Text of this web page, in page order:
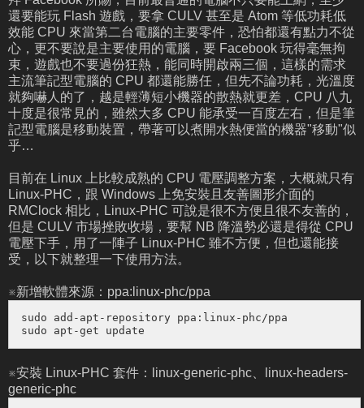
還要能玩 Flash 遊戲，要拿 CULV 甚至是 Atom 等低功耗低
效能 CPU 來當第二台電腦的主要零件，恐怕都還有點力不從
心，更不要說是主要使用的電腦，要 Facebook 玩得毫無拘
束，遊戲也不要過份狂熱，能同時開啟兩三個，這樣的需求
主流筆記型電腦的 CPU 都還能勝任，但先不論功耗，光溫度
就夠嚇人的了，越是輕薄短小機器的散熱就更差，CPU 八九
十度是很常見的，雖然大多 CPU 能承受一百度左右，但是筆
記型電腦是移動裝置，帶著可以煮開水熱便當的機器"移動"似
乎…
目前在 Linux 上比較成熟的 CPU 電壓調整方案，大概就只有
Linux-PHC，跟 Windows 上免安裝且友善圖形介面的
RMClock 相比，Linux-PHC 可說是很不方便且很不友善的，
但是 CULV 市場挫敗收場，要幫 NB 降溫勢必還是得從 CPU
電壓下手，用了一陣子 Linux-PHC 雖不方便，但也還能接
受，以下就整理一下使用方法。
※新增軟體來源：ppa:linux-phc/ppa
sudo add-apt-repository ppa:linux-phc/ppa
sudo apt-get update
※安裝 Linux-PHC 套件：linux-generic-phc、linux-headers-
generic-phc